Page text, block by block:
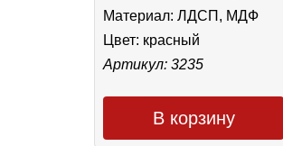
Материал: ЛДСП, МДФ
Цвет: красный
Артикул: 3235
В корзину